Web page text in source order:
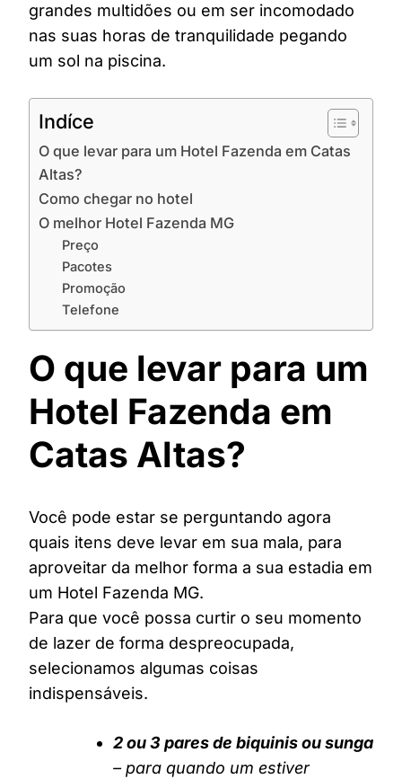
grandes multidões ou em ser incomodado
nas suas horas de tranquilidade pegando
um sol na piscina.
Indíce
O que levar para um Hotel Fazenda em Catas
Altas?
Como chegar no hotel
O melhor Hotel Fazenda MG
Preço
Pacotes
Promoção
Telefone
O que levar para um
Hotel Fazenda em
Catas Altas?
Você pode estar se perguntando agora
quais itens deve levar em sua mala, para
aproveitar da melhor forma a sua estadia em
um Hotel Fazenda MG.
Para que você possa curtir o seu momento
de lazer de forma despreocupada,
selecionamos algumas coisas
indispensáveis.
2 ou 3 pares de biquinis ou sunga
– para quando um estiver